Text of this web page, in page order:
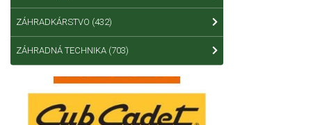
ZÁHRADKÁRSTVO (432)
ZÁHRADNÁ TECHNIKA (703)